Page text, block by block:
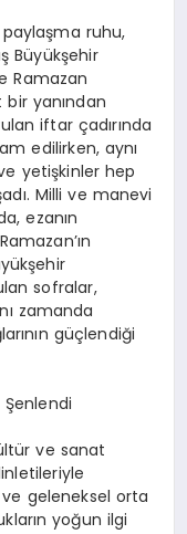
paylaşma ruhu,
Büyükşehir
Ramazan
bir yanından
iftar çadırında
edilirken, aynı
yetişkinler hep
Milli ve manevi
ezanın
sofralar,
zamanda
güçlendiği
Şenlendi
ve sanat
geleneksel orta
yoğun ilgi